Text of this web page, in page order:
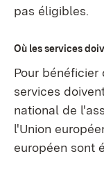
pas éligibles.
Où les services
Pour
services
national de
l'Union
européen sont